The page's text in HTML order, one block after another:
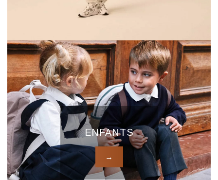
ENFANTS
→